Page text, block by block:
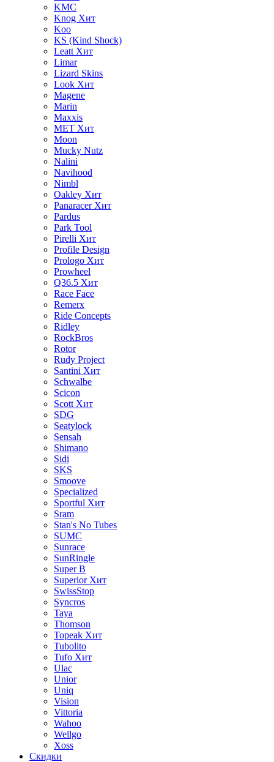
KMC
Knog Хит
Koo
KS (Kind Shock)
Leatt Хит
Limar
Lizard Skins
Look Хит
Magene
Marin
Maxxis
MET Хит
Moon
Mucky Nutz
Nalini
Navihood
Nimbl
Oakley Хит
Panaracer Хит
Pardus
Park Tool
Pirelli Хит
Profile Design
Prologo Хит
Prowheel
Q36.5 Хит
Race Face
Remerx
Ride Concepts
Ridley
RockBros
Rotor
Rudy Project
Santini Хит
Schwalbe
Scicon
Scott Хит
SDG
Seatylock
Sensah
Shimano
Sidi
SKS
Smoove
Specialized
Sportful Хит
Sram
Stan's No Tubes
SUMC
Sunrace
SunRingle
Super B
Superior Хит
SwissStop
Syncros
Taya
Thomson
Topeak Хит
Tubolito
Tufo Хит
Ulac
Unior
Uniq
Vision
Vittoria
Wahoo
Wellgo
Xoss
Скидки